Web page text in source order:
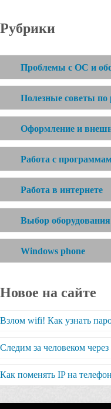
Рубрики
Проблемы с ОС и
Полезные советы по
Оформление и
Работа с
Работа в интернете
Выбор
Windows phone
Новое на сайте
Взлом wifi! Как узнать
Следим за человеком
Как поменять IP на